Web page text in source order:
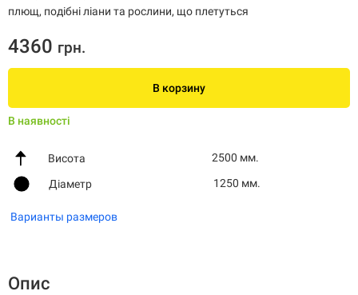
плющ, подібні ліани та рослини, що плетуться
4360 грн.
В корзину
В наявності
Висота 2500 мм.
Діаметр 1250 мм.
Варианты размеров
Опис